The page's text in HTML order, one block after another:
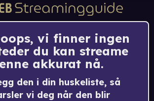
vi finner ingen
du kan streame
akkurat nå.
den i din huskeliste, så
vi deg når den blir